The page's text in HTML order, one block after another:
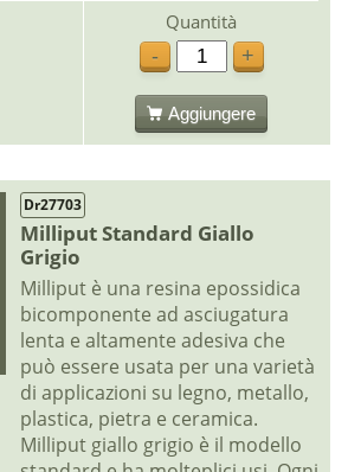
Quantità
-
+
Aggiungere
Dr27703
Milliput Standard Giallo
Grigio
Milliput è una resina epossidica
bicomponente ad asciugatura
lenta e altamente adesiva che
può essere usata per una varietà
di applicazioni su legno, metallo,
plastica, pietra e ceramica.
Milliput giallo grigio è il modello